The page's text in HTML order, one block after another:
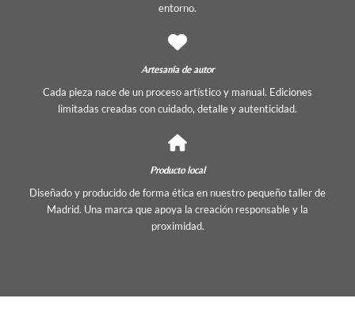
entorno.
Artesanía de autor
Cada pieza nace de un proceso artístico y manual. Ediciones
limitadas creadas con cuidado, detalle y autenticidad.
Producto local
Diseñado y producido de forma ética en nuestro pequeño taller de
Madrid. Una marca que apoya la creación responsable y la
proximidad.